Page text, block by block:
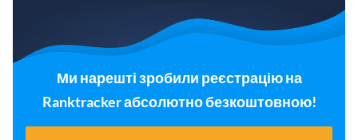
Ми нарешті зробили реєстрацію на
Ranktracker абсолютно безкоштовною!